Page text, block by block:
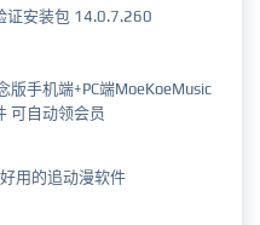
证安装包 14.0.7.260
版手机端+PC端MoeKoeMusic
可自动领会员
用的追动漫软件